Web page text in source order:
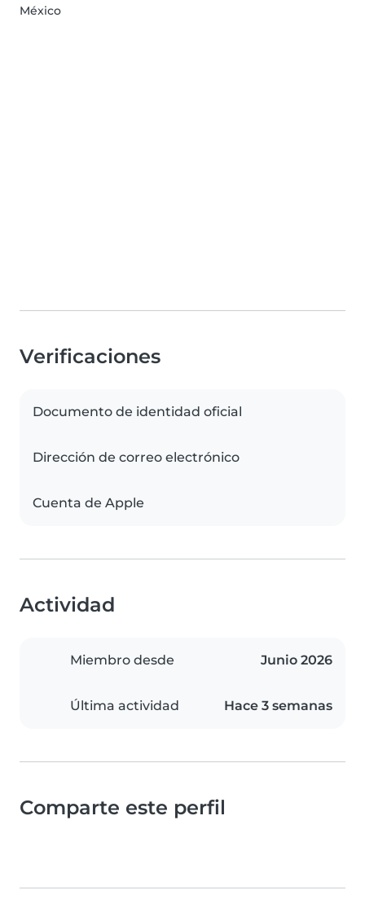
México
Verificaciones
Documento de identidad oficial
Dirección de correo electrónico
Cuenta de Apple
Actividad
Miembro desde Junio 2026
Última actividad Hace 3 semanas
Comparte este perfil